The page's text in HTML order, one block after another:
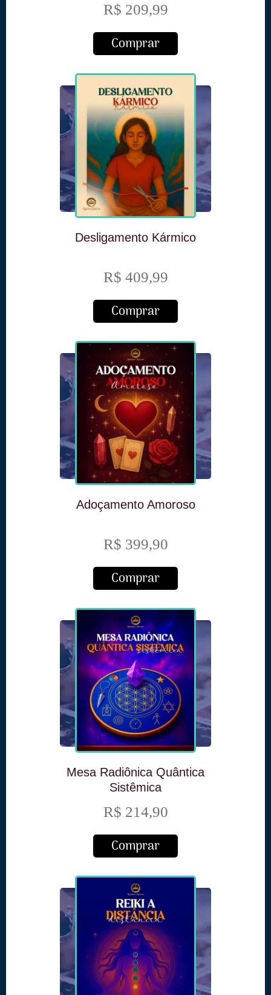
R$ 209,99
Comprar
Desligamento Kármico
R$ 409,99
Comprar
Adoçamento Amoroso
R$ 399,90
Comprar
Mesa Radiônica Quântica
Sistêmica
R$ 214,90
Comprar